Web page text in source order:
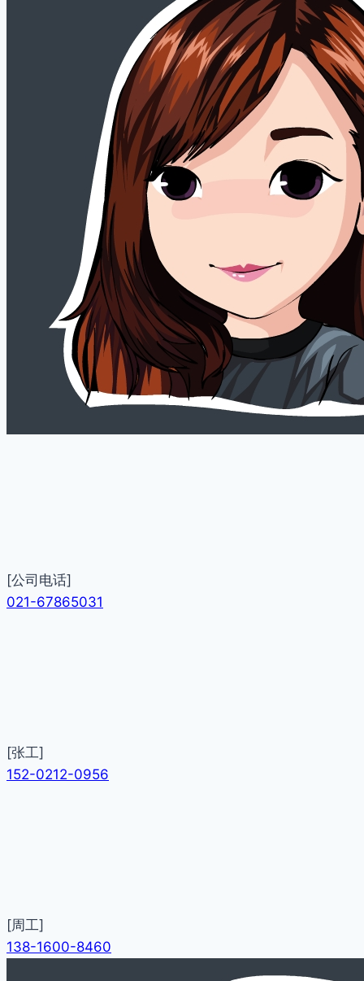
[公司电话]
021-67865031
[张工]
152-0212-0956
[周工]
138-1600-8460